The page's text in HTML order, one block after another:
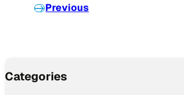
Previous
Categories